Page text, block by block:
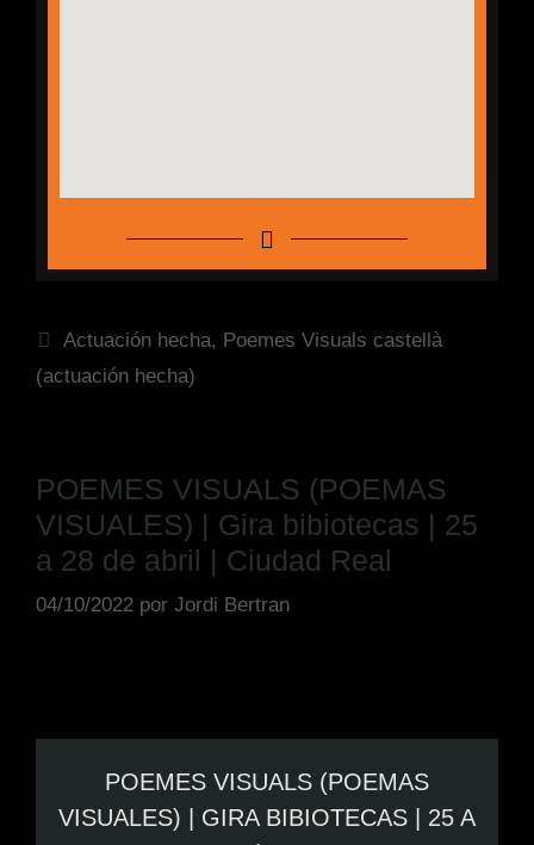
Actuación hecha, Poemes Visuals castellà
(actuación hecha)
POEMES VISUALS (POEMAS
VISUALES) | Gira bibiotecas | 25
a 28 de abril | Ciudad Real
04/10/2022 por Jordi Bertran
POEMES VISUALS (POEMAS
VISUALES) | GIRA BIBIOTECAS | 25 A